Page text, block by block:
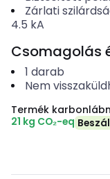
Zárlati
4.5 kA
Csomagolás
1 darab
Nem
Termék
21 kg CO₂-eq